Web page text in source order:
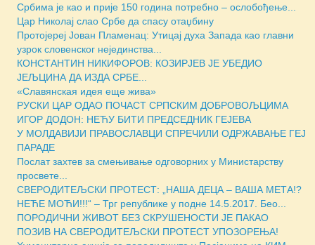
Србима је као и прије 150 година потребно – ослобођење...
Цар Николај слао Србе да спасу отаџбину
Протојереј Јован Пламенац: Утицај духа Запада као главни
узрок словенског нејединства...
КОНСТАНТИН НИКИФОРОВ: КОЗИРЈЕВ ЈЕ УБЕДИО
ЈЕЉЦИНА ДА ИЗДА СРБЕ...
«Славянская идея еще жива»
РУСКИ ЦАР ОДАО ПОЧАСТ СРПСКИМ ДОБРОВОЉЦИМА
ИГОР ДОДОН: НЕЋУ БИТИ ПРЕДСЕДНИК ГЕЈЕВА
У МОЛДАВИЈИ ПРАВОСЛАВЦИ СПРЕЧИЛИ ОДРЖАВАЊЕ ГЕЈ
ПАРАДЕ
Послат захтев за смењивање одговорних у Министарству
просвете...
СВЕРОДИТЕЉСКИ ПРОТЕСТ: „НАША ДЕЦА – ВАША МЕТА!?
НЕЋЕ МОЋИ!!!“ – Трг републике у подне 14.5.2017. Бео...
ПОРОДИЧНИ ЖИВОТ БЕЗ СКРУШЕНОСТИ ЈЕ ПАКАО
ПОЗИВ НА СВЕРОДИТЕЉСКИ ПРОТЕСТ УПОЗОРЕЊА!